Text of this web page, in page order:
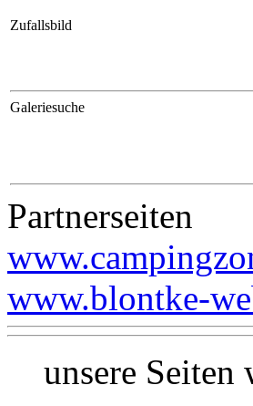
Zufallsbild
Galeriesuche
Partnerseiten
www.blontke-
unsere